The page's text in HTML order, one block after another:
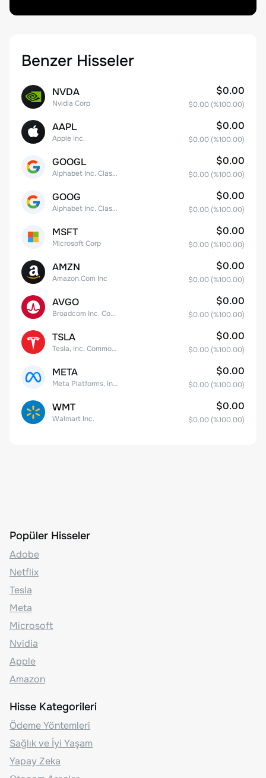
Benzer Hisseler
NVDA
Nvidia Corp
$0.00
$0.00 (%100.00)
AAPL
Apple Inc.
$0.00
$0.00 (%100.00)
GOOGL
Alphabet Inc. Class A Common Stock
$0.00
$0.00 (%100.00)
GOOG
Alphabet Inc. Class C Capital Stock
$0.00
$0.00 (%100.00)
MSFT
Microsoft Corp
$0.00
$0.00 (%100.00)
AMZN
Amazon.Com Inc
$0.00
$0.00 (%100.00)
AVGO
Broadcom Inc. Common Stock
$0.00
$0.00 (%100.00)
TSLA
Tesla, Inc. Common Stock
$0.00
$0.00 (%100.00)
META
Meta Platforms, Inc. Class A Common Stock
$0.00
$0.00 (%100.00)
WMT
Walmart Inc.
$0.00
$0.00 (%100.00)
Popüler Hisseler
Adobe
Netflix
Tesla
Meta
Microsoft
Nvidia
Apple
Amazon
Hisse Kategorileri
Ödeme Yöntemleri
Sağlık ve İyi Yaşam
Yapay Zeka